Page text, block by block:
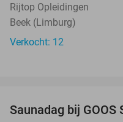
Rijtop Opleidingen
Beek (Limburg)
Verkocht: 12
Saunadag bij GOOS